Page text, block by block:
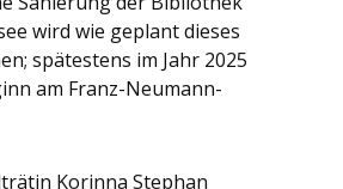
wird wie geplant dieses
spätestens im Jahr 2025
am Franz-Neumann-
Korinna Stephan